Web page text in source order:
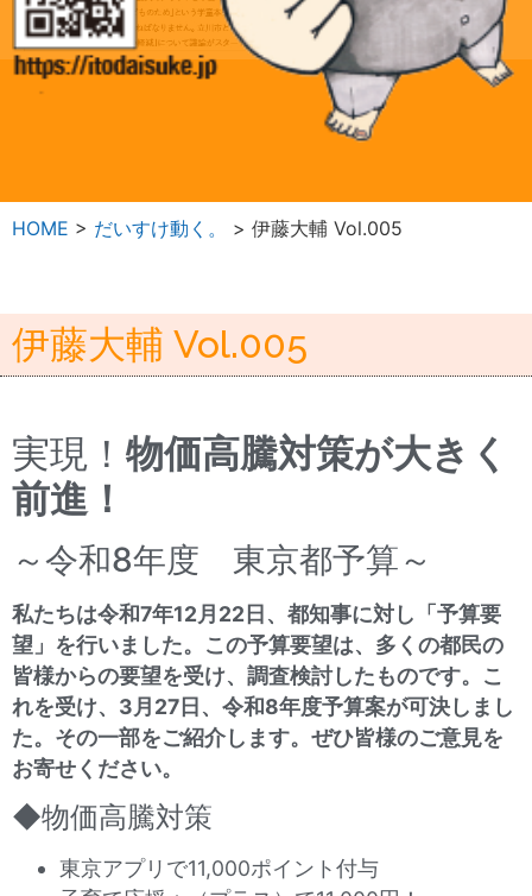
HOME > だいすけ動く。 > 伊藤大輔 Vol.005
伊藤大輔 Vol.005
実現！ 物価高騰対策が大きく
前進！
～令和8年度 東京都予算～
私たちは令和7年12月22日、都知事に対し「予算要
望」を行いました。この予算要望は、多くの都民の
皆様からの要望を受け、調査検討したものです。こ
れを受け、3月27日、令和8年度予算案が可決しまし
た。その一部をご紹介します。ぜひ皆様のご意見を
お寄せください。
◆物価高騰対策
東京アプリで11,000ポイント付与